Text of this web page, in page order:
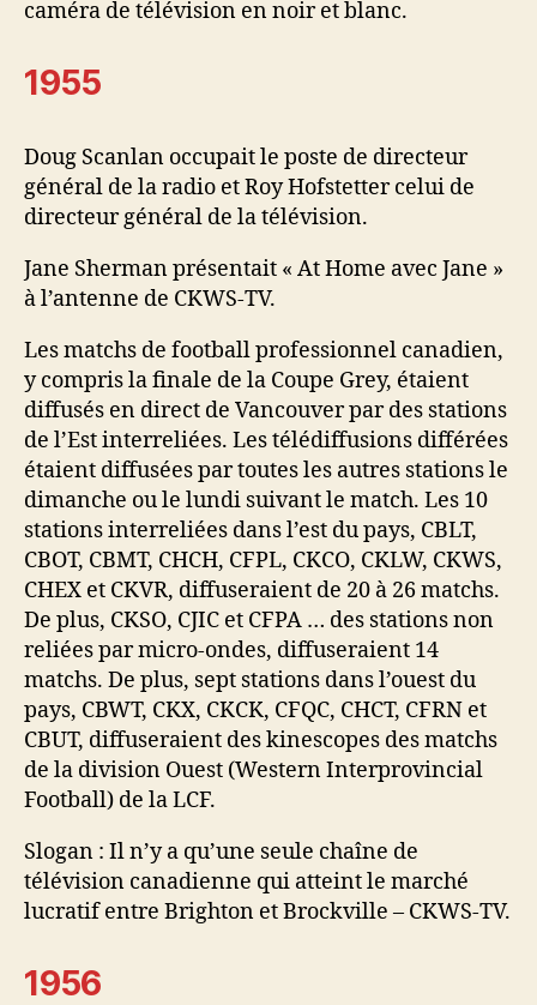
caméra de télévision en noir et blanc.
1955
Doug Scanlan occupait le poste de directeur
général de la radio et Roy Hofstetter celui de
directeur général de la télévision.
Jane Sherman présentait « At Home avec Jane »
à l’antenne de CKWS-TV.
Les matchs de football professionnel canadien,
y compris la finale de la Coupe Grey, étaient
diffusés en direct de Vancouver par des stations
de l’Est interreliées. Les télédiffusions différées
étaient diffusées par toutes les autres stations le
dimanche ou le lundi suivant le match. Les 10
stations interreliées dans l’est du pays, CBLT,
CBOT, CBMT, CHCH, CFPL, CKCO, CKLW, CKWS,
CHEX et CKVR, diffuseraient de 20 à 26 matchs.
De plus, CKSO, CJIC et CFPA … des stations non
reliées par micro-ondes, diffuseraient 14
matchs. De plus, sept stations dans l’ouest du
pays, CBWT, CKX, CKCK, CFQC, CHCT, CFRN et
CBUT, diffuseraient des kinescopes des matchs
de la division Ouest (Western Interprovincial
Football) de la LCF.
Slogan : Il n’y a qu’une seule chaîne de
télévision canadienne qui atteint le marché
lucratif entre Brighton et Brockville – CKWS-TV.
1956